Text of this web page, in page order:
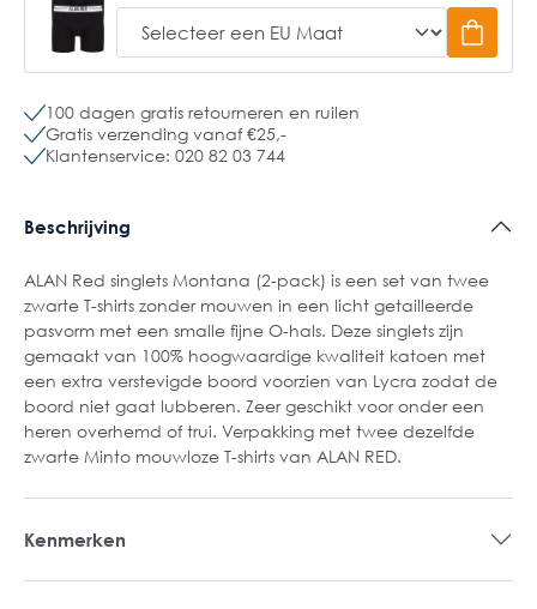
100 dagen gratis retourneren en ruilen
Gratis verzending vanaf €25,-
Klantenservice: 020 82 03 744
Beschrijving
ALAN Red singlets Montana (2-pack) is een set van twee
zwarte T-shirts zonder mouwen in een licht getailleerde
pasvorm met een smalle fijne O-hals. Deze singlets zijn
gemaakt van 100% hoogwaardige kwaliteit katoen met
een extra verstevigde boord voorzien van Lycra zodat de
boord niet gaat lubberen. Zeer geschikt voor onder een
heren overhemd of trui. Verpakking met twee dezelfde
zwarte Minto mouwloze T-shirts van ALAN RED.
Kenmerken